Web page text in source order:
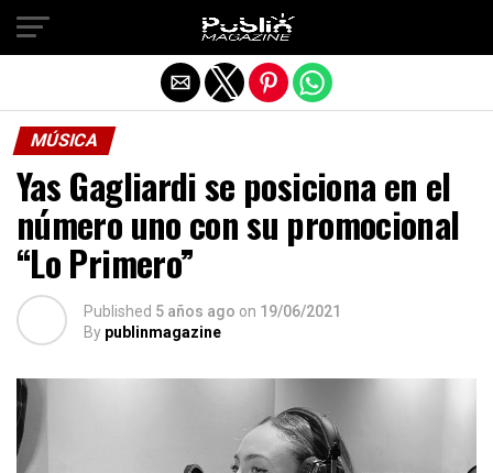
MÚSICA
Yas Gagliardi se posiciona en el
número uno con su promocional
“Lo Primero”
Published 5 años ago on 19/06/2021
By publinmagazine
Salir de la versión móvil